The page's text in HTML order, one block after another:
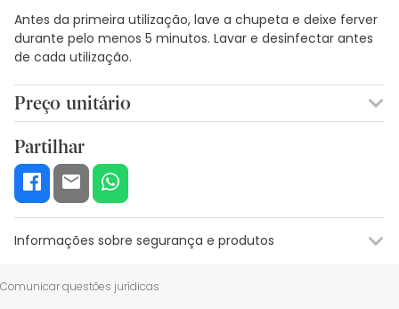
Antes da primeira utilização, lave a chupeta e deixe ferver
durante pelo menos 5 minutos. Lavar e desinfectar antes
de cada utilização.
Preço unitário
Partilhar
Informações sobre segurança e produtos
Recursos de segurança visual
Comunicar questões jurídicas